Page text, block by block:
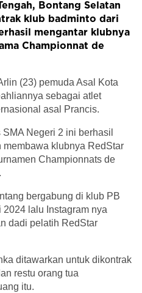
Bontang Selatan
klub badminto dari
mengantar klubnya
Championnat de
(23) pemuda Asal Kota
sebagai atlet
asal Prancis.
Negeri 2 ini berhasil
klubnya RedStar
Championnats de
bergabung di klub PB
lalu Instagram nya
dadi pelatih RedStar
ditawarkan untuk dikontrak
restu orang tua
itu.